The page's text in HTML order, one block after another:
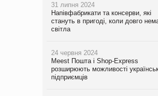
31 липня 2024
Напівфабрикати та консерви, які
стануть в пригоді, коли довго
світла
24 червня 2024
Meest Пошта і Shop-Express
розширюють можливості
підприємців